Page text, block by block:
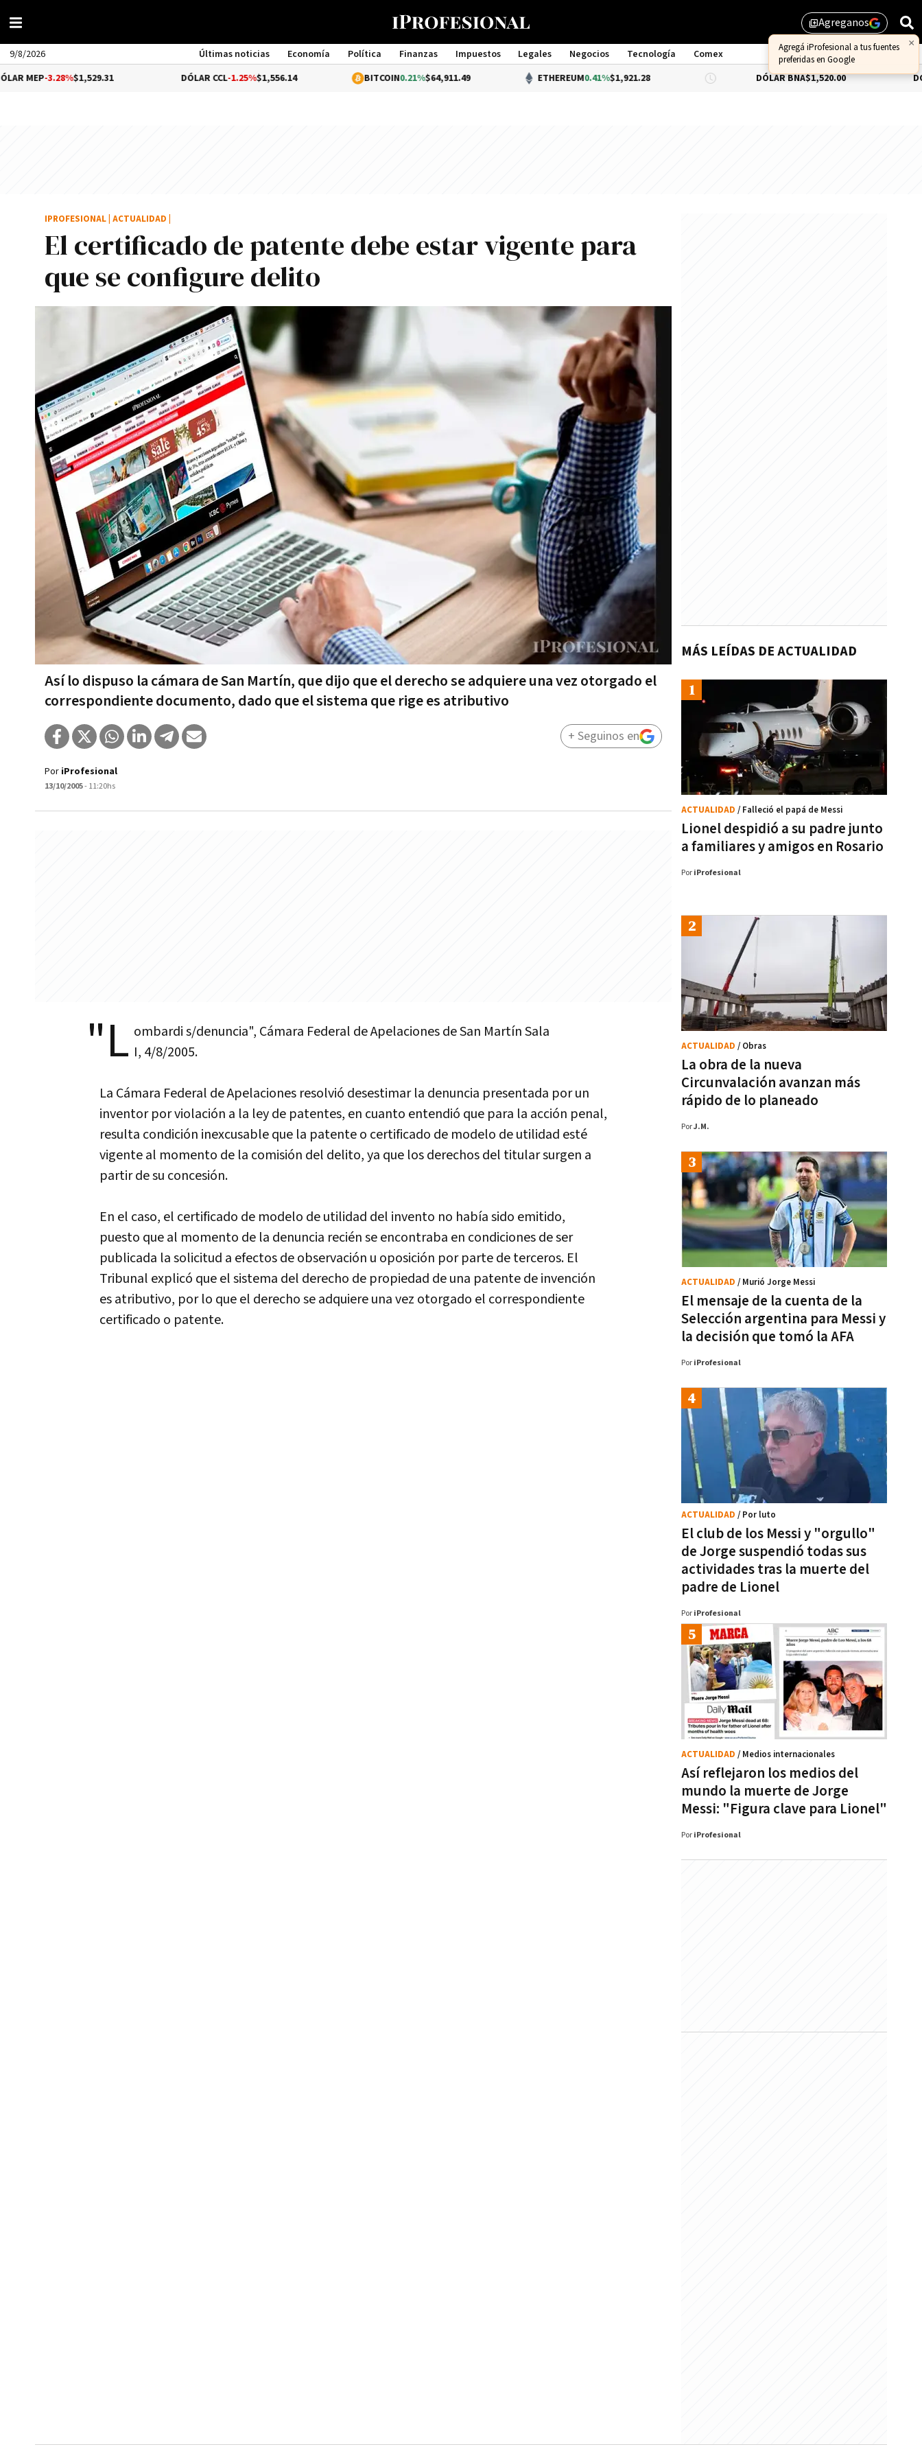
library_addAgreganos
×
Agregá iProfesional a tus fuentes
preferidas en Google
9/8/2026 Últimas noticias Economía Política Finanzas Impuestos Legales Negocios Tecnología
Comex
Management
$1,529.31 -1.25%$1,556.14 BITCOIN0.21%$64,911.49 ETHEREUM 0.41%$1,921.28 DÓLAR BNA$1,520.00 DÓLAR BLUE
El certificado de patente debe estar vigente para
que se configure delito
Así­ lo dispuso la cámara de San Martí­n, que dijo que el derecho se adquiere una vez otorgado el
correspondiente documento, dado que el sistema que rige es atributivo
IPROFESIONAL ACTUALIDAD
Por iProfesional
13/10/2005- 11:20hs
+ Seguinos en
"L ombardi s/denuncia", Cámara Federal de Apelaciones de San Martí­n Sala
I, 4/8/2005.
La Cámara Federal de Apelaciones resolvió desestimar la denuncia presentada por un
inventor por violación a la ley de patentes, en cuanto entendió que para la acción penal,
resulta condición inexcusable que la patente o certificado de modelo de utilidad esté
vigente al momento de la comisión del delito, ya que los derechos del titular surgen a
partir de su concesión.
En el caso, el certificado de modelo de utilidad del invento no habí­a sido emitido,
puesto que al momento de la denuncia recién se encontraba en condiciones de ser
publicada la solicitud a efectos de observación u oposición por parte de terceros. El
Tribunal explicó que el sistema del derecho de propiedad de una patente de invención
es atributivo, por lo que el derecho se adquiere una vez otorgado el correspondiente
certificado o patente.
MÁS LEÍDAS DE ACTUALIDAD
Lionel despidió a su padre junto
a familiares y amigos en Rosario
ACTUALIDAD / Falleció el papá de Messi
Por iProfesional
La obra de la nueva
Circunvalación avanzan más
rápido de lo planeado
ACTUALIDAD / Obras
PorJ.M.
El mensaje de la cuenta de la
Selección argentina para Messi y
la decisión que tomó la AFA
ACTUALIDAD / Murió Jorge Messi
Por iProfesional
El club de los Messi y "orgullo"
de Jorge suspendió todas sus
actividades tras la muerte del
padre de Lionel
ACTUALIDAD / Por luto
Por iProfesional
Así reflejaron los medios del
mundo la muerte de Jorge
Messi: "Figura clave para Lionel"
ACTUALIDAD / Medios internacionales
Por iProfesional